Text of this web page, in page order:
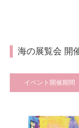
Blog
Contact
Purchase
海の展覧会 開
イベント開催期間